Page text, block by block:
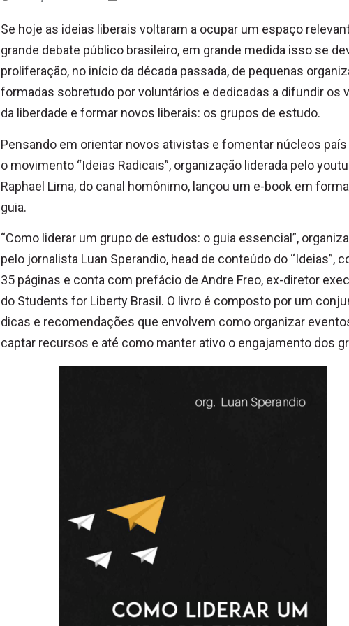
Se hoje as ideias liberais voltaram a ocupar um espaço
grande debate público brasileiro, em grande medida isso se
proliferação, no início da década passada, de pequenas
formadas sobretudo por voluntários e dedicadas a difundir os
da liberdade e formar novos liberais: os grupos de estudo.
Pensando em orientar novos ativistas e fomentar núcleos país
o movimento “Ideias Radicais”, organização liderada pelo
Raphael Lima, do canal homônimo, lançou um e-book em
guia.
“Como liderar um grupo de estudos: o guia essencial”,
pelo jornalista Luan Sperandio, head de conteúdo do “Ideias”,
35 páginas e conta com prefácio de Andre Freo, ex-diretor
do Students for Liberty Brasil. O livro é composto por um
dicas e recomendações que envolvem como organizar
captar recursos e até como manter ativo o engajamento dos